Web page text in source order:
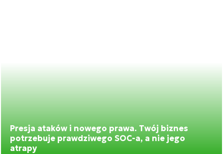
Presja ataków i nowego prawa. Twój biznes
potrzebuje prawdziwego SOC-a, a nie jego
atrapy